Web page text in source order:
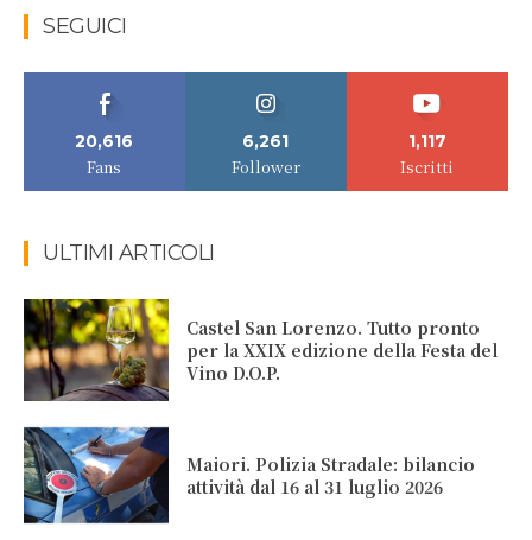
SEGUICI
20,616
Fans
6,261
Follower
1,117
Iscritti
ULTIMI ARTICOLI
Castel San Lorenzo. Tutto pronto
per la XXIX edizione della Festa del
Vino D.O.P.
Maiori. Polizia Stradale: bilancio
attività dal 16 al 31 luglio 2026